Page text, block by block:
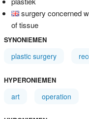
surgery concerned
of tissue
SYNONIEMEN
plastic surgery
HYPERONIEMEN
art operation